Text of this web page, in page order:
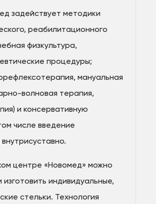
задействует методики
реабилитационного
физкультура,
процедуры;
мануальная
волновая терапия,
и консервативную
числе введение
центре «Новомед» можно
индивидуальные,
стельки. Технология